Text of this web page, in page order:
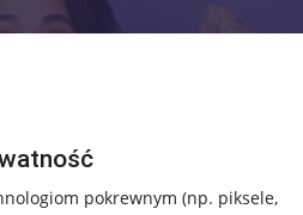
pokrewnym (np. piksele,